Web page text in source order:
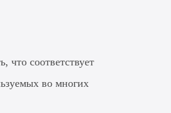
соответствует
во многих